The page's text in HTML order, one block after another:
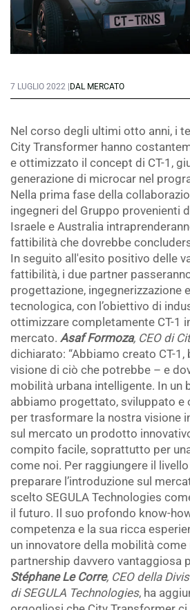
7 LUGLIO 2022 | DAL MERCATO
Nel corso degli ultimi otto anni, i
City Transformer hanno
e ottimizzato il concept di CT-1,
generazione di microcar nel
Nella prima fase della
ingegneri del Gruppo provenienti
Israele e Australia
fattibilità che dovrebbe
In seguito all'esito positivo delle
fattibilità, i due partner
progettazione, ingegnerizzazione
tecnologica, con l’obiettivo di
ottimizzare completamente CT-1
mercato. Asaf Formoza, CEO di
dichiarato: “Abbiamo creato CT-
visione di ciò che potrebbe – e
mobilità urbana intelligente. In un
abbiamo progettato, sviluppato
per trasformare la nostra visione
sul mercato un prodotto
compito facile, soprattutto per
come noi. Per raggiungere il
preparare l’introduzione sul
scelto SEGULA Technologies
il futuro. Il suo profondo know-
competenza e la sua ricca
un innovatore della mobilità come
partnership davvero vantaggiosa
Stéphane Le Corre, CEO della
di SEGULA Technologies, ha